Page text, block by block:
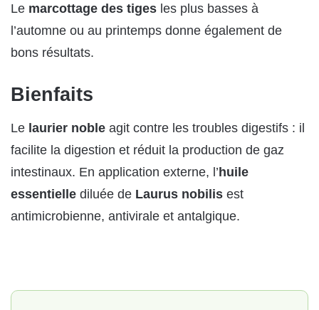
Le marcottage des tiges les plus basses à
l’automne ou au printemps donne également de
bons résultats.
Bienfaits
Le laurier noble agit contre les troubles digestifs : il
facilite la digestion et réduit la production de gaz
intestinaux. En application externe, l’ huile
essentielle diluée de Laurus nobilis est
antimicrobienne, antivirale et antalgique.